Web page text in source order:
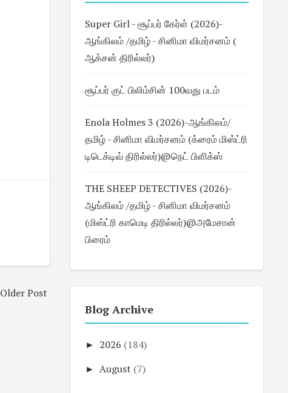
Older Post
Super Girl - சூப்பர் கேர்ள் (2026)-
ஆங்கிலம் /தமிழ் - சினிமா விமர்சனம் (
ஆக்சன் திரில்லர்)
சூப்பர் குட் பிலிம்சின் 100வது படம்
Enola Holmes 3 (2026)-ஆங்கிலம்/
தமிழ் - சினிமா விமர்சனம் (க்ரைம் மிஸ்ட்ரி
டிடெக்டிவ் திரில்லர்)@நெட் பிளிக்ஸ்
THE SHEEP DETECTIVES (2026)-
ஆங்கிலம் /தமிழ் - சினிமா விமர்சனம்
(மிஸ்ட்ரி காமெடி திரில்லர்)@அமேசான்
பிரைம்
Blog Archive
► 2026 (184)
► August (7)